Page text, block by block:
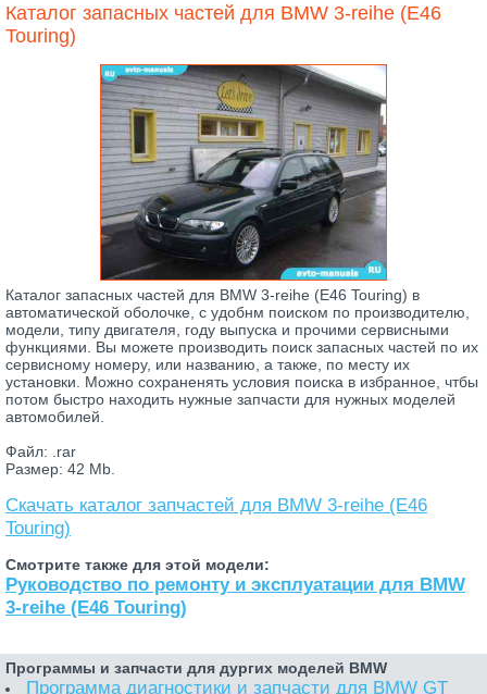
Каталог запасных частей для BMW 3-reihe (E46
Touring)
Каталог запасных частей для BMW 3-reihe (E46 Touring) в
автоматической оболочке, с удобнм поиском по производителю,
модели, типу двигателя, году выпуска и прочими сервисными
функциями. Вы можете производить поиск запасных частей по их
сервисному номеру, или названию, а также, по месту их
установки. Можно сохраненять условия поиска в избранное, чтбы
потом быстро находить нужные запчасти для нужных моделей
автомобилей.
Файл: .rar
Размер: 42 Mb.
Скачать каталог запчастей для BMW 3-reihe (E46
Touring)
Смотрите также для этой модели:
Руководство по ремонту и эксплуатации для BMW
3-reihe (E46 Touring)
Программы и запчасти для дургих моделей BMW
Программа диагностики и запчасти для BMW GT